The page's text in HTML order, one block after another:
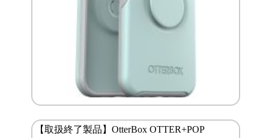
【取扱終了製品】OtterBox OTTER+POP